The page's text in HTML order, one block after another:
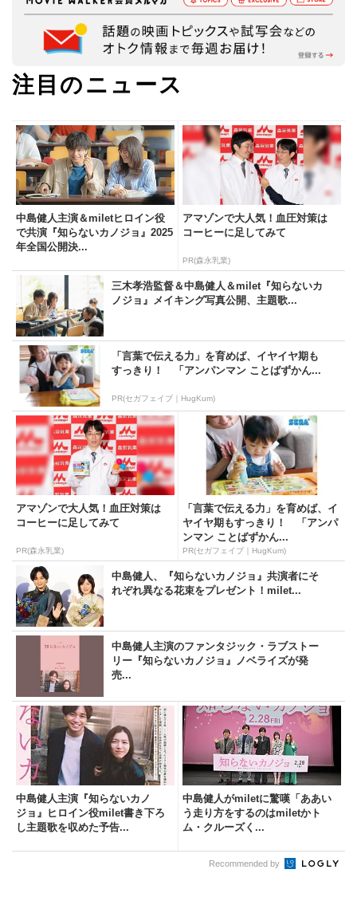
注目のニュース
中島健人主演＆miletヒロイン役
で共演『知らないカノジョ』2025
年全国公開決...
アマゾンで大人気！血圧対策は
コーヒーに足してみて
PR(森永乳業)
三木孝浩監督＆中島健人＆milet『知らないカ
ノジョ』メイキング写真公開、主題歌...
「言葉で伝える力」を育めば、イヤイヤ期も
すっきり！ 「アンパンマン ことばずかん...
PR(セガフェイブ｜HugKum)
アマゾンで大人気！血圧対策は
コーヒーに足してみて
PR(森永乳業)
「言葉で伝える力」を育めば、イ
ヤイヤ期もすっきり！ 「アンパ
ンマン ことばずかん...
PR(セガフェイブ｜HugKum)
中島健人、『知らないカノジョ』共演者にそ
れぞれ異なる花束をプレゼント！milet...
中島健人主演のファンタジック・ラブストー
リー『知らないカノジョ』ノベライズが発
売...
中島健人主演『知らないカノ
ジョ』ヒロイン役milet書き下ろ
し主題歌を収めた予告...
中島健人がmiletに驚嘆「ああい
う走り方をするのはmiletかト
ム・クルーズく...
Recommended by